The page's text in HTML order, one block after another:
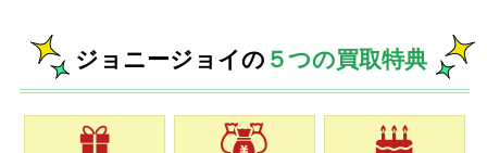
ジョニージョイの ５つの買取特典